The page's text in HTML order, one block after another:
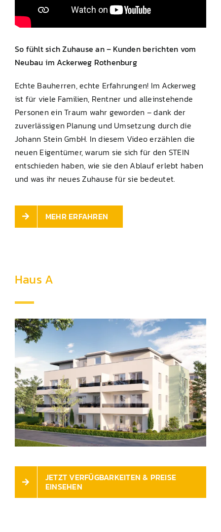
So fühlt sich Zuhause an – Kunden berichten vom
Neubau im Ackerweg Rothenburg
Echte Bauherren, echte Erfahrungen! Im Ackerweg
ist für viele Familien, Rentner und alleinstehende
Personen ein Traum wahr geworden – dank der
zuverlässigen Planung und Umsetzung durch die
Johann Stein GmbH. In diesem Video erzählen die
neuen Eigentümer, warum sie sich für den STEIN
entschieden haben, wie sie den Ablauf erlebt haben
und was ihr neues Zuhause für sie bedeutet.
MEHR ERFAHREN
Haus A
JETZT VERFÜGBARKEITEN & PREISE
EINSEHEN